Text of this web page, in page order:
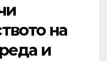
на
и